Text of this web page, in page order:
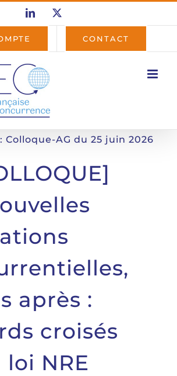
LinkedIn
CONTACT
: Colloque-AG du 25 juin 2026
après :
croisés
loi NRE